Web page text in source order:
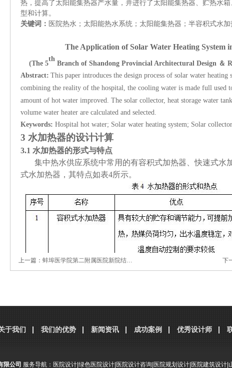
热，提高了太阳能集热器产水量，并进行了太阳能集热器、贮热水
型和计算。
关键词： 医院热水；太阳能热水系统；太阳能集热器；半容积式水加
The Application of Solar Water Heating System i
(The 5
th
Branch of Shandong Provincial Architectural Design ＆
Abstract: This paper introduces the design process of solar water heating
combining the reality of the hospital, the cooling water is made full used
amount of hot water improved. The solar collector, heat storage water
volume water heater are calculated and selected.
Keywords: Hospital hot water; Solar water heating system; Solar collector
3 水加热器的设计计算
3.1 水加热器的形式与特点
集中热水供应系统中常用的有容积式加热器、快速式水
式水加热器，其特点如表4所示。
上一篇： 蚌埠医学院第二附属医院新院结… 下
于我们 我们的优势 新闻资讯 成功案例 优秀设计师
限公司 服务导航： 医院设计 绿色医院设计 医院设计咨询 医院规划设计 医院建筑设计